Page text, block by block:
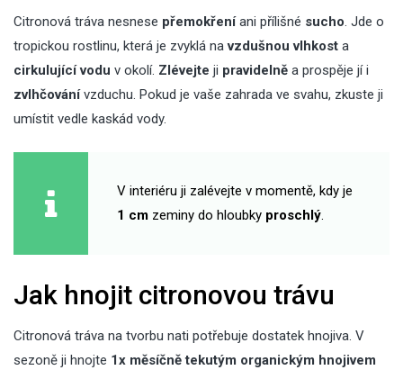
Citronová tráva nesnese přemokřeníani přílišné sucho. Jde o
tropickou rostlinu, která je zvyklá navzdušnou vlhkost a
cirkulující vodu v okolí. Zlévejte ji pravidelně a prospěje jí i
zvlhčovánívzduchu. Pokud je vaše zahrada ve svahu, zkuste ji
umístit vedle kaskád vody.
V interiéru ji zalévejte v momentě, kdy je
1 cmzeminy do hloubky proschlý.
Jak hnojit citronovou trávu
Citronová tráva na tvorbu nati potřebuje dostatek hnojiva. V
sezoně ji hnojte 1x měsíčně tekutým organickým hnojivem